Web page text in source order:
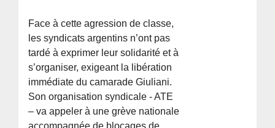
Face à cette agression de classe,
les syndicats argentins n’ont pas
tardé à exprimer leur solidarité et à
s’organiser, exigeant la libération
immédiate du camarade Giuliani.
Son organisation syndicale - ATE
– va appeler à une grève nationale
accompagnée de blocages de